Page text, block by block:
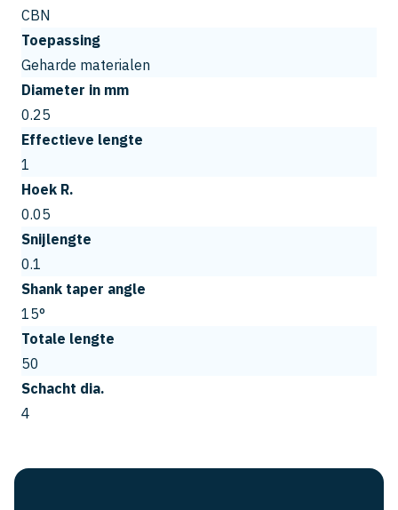
CBN
Toepassing
Geharde materialen
Diameter in mm
0.25
Effectieve lengte
1
Hoek R.
0.05
Snijlengte
0.1
Shank taper angle
15°
Totale lengte
50
Schacht dia.
4